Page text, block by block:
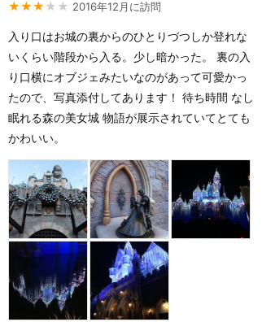
★★★ ★★ 2016年12月に訪問
入り口はお城の裏からのひとりづつしか登れな
いくらい階段から入る。少し暗かった。 裏の入
り口横にオブジェみたいなのがあって可愛かっ
たので、写真添付してあります！ 待ち時間 なし
眠れる森の美女城 物語が展示されていてとても
かわいい。